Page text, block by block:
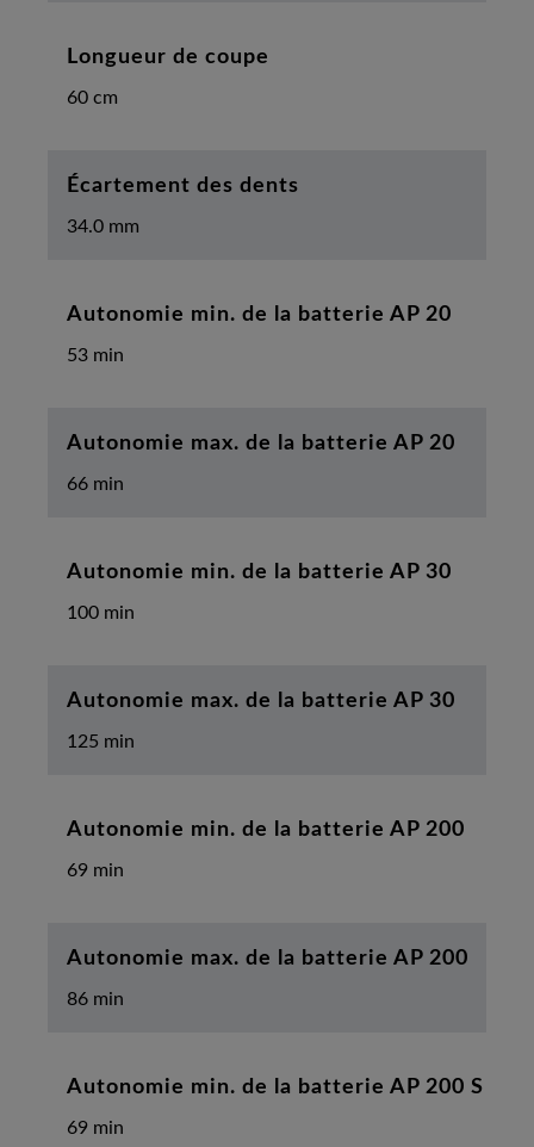
Longueur de coupe
60 cm
Écartement des dents
34.0 mm
Autonomie min. de la batterie AP 20
53 min
Autonomie max. de la batterie AP 20
66 min
Autonomie min. de la batterie AP 30
100 min
Autonomie max. de la batterie AP 30
125 min
Autonomie min. de la batterie AP 200
69 min
Autonomie max. de la batterie AP 200
86 min
Autonomie min. de la batterie AP 200 S
69 min